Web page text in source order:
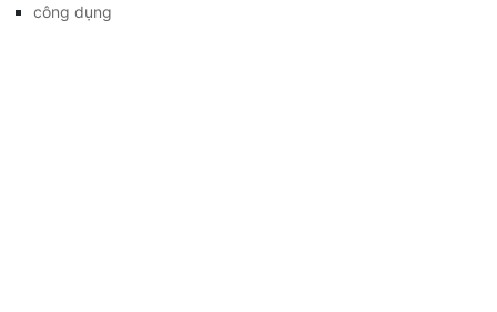
công dụng